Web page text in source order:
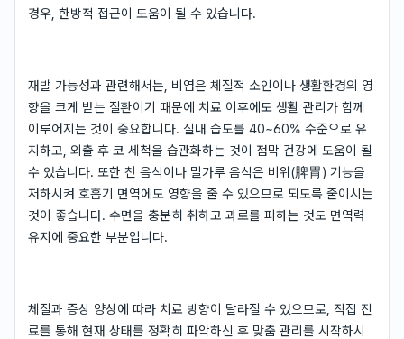
경우, 한방적 접근이 도움이 될 수 있습니다.
재발 가능성과 관련해서는, 비염은 체질적 소인이나 생활환경의 영
향을 크게 받는 질환이기 때문에 치료 이후에도 생활 관리가 함께
이루어지는 것이 중요합니다. 실내 습도를 40~60% 수준으로 유
지하고, 외출 후 코 세척을 습관화하는 것이 점막 건강에 도움이 될
수 있습니다. 또한 찬 음식이나 밀가루 음식은 비위(脾胃) 기능을
저하시켜 호흡기 면역에도 영향을 줄 수 있으므로 되도록 줄이시는
것이 좋습니다. 수면을 충분히 취하고 과로를 피하는 것도 면역력
유지에 중요한 부분입니다.
체질과 증상 양상에 따라 치료 방향이 달라질 수 있으므로, 직접 진
료를 통해 현재 상태를 정확히 파악하신 후 맞춤 관리를 시작하시